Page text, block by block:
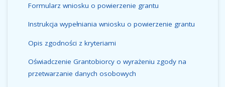
Formularz wniosku o powierzenie grantu
Instrukcja wypełniania wniosku o powierzenie grantu
Opis zgodności z kryteriami
Oświadczenie Grantobiorcy o wyrażeniu zgody na
przetwarzanie danych osobowych